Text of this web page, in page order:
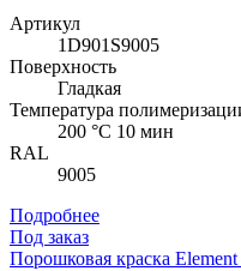
Артикул
1D901S9005
Поверхность
Гладкая
Температура
200 °C 10 мин
RAL
9005
Подробнее
Под заказ
Порошковая краска